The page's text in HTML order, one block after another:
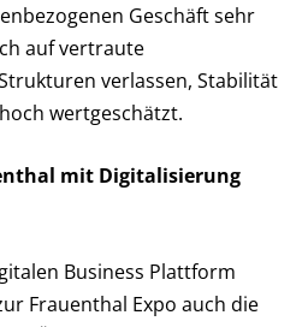
Geschäft sehr
auf vertraute
verlassen, Stabilität
wertgeschätzt.
mit Digitalisierung
Business Plattform
Frauenthal Expo auch die